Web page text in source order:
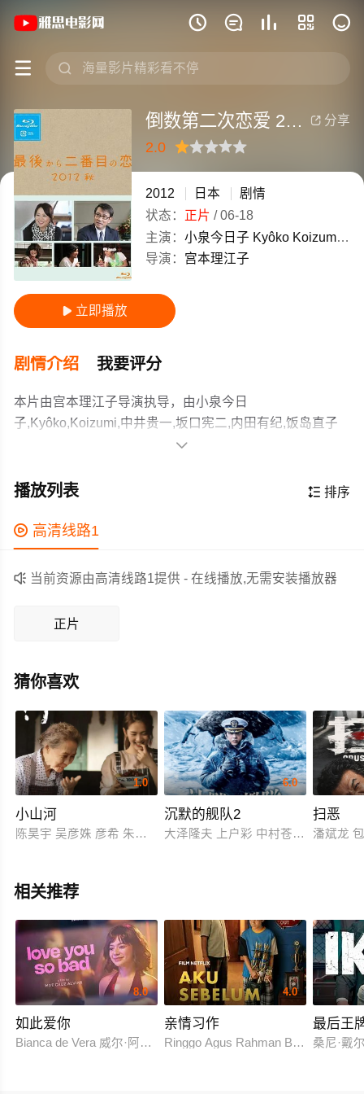
    
 
《倒数第二次恋爱 2012秋SP》(2012)
 分享
倒数第二次恋爱 2012秋SP
2.0
推荐力荐
2012 日本
剧情
状态： 正片 /06-18
主演： 小泉今日子 Kyôko Koizumi 中
导演： 宫本理江子
 立即播放
剧情介绍 我要评分
本片由宫本理江子导演执导，由小泉今日
子,Kyôko,Koizumi,中井贵一,坂口宪二,内田有纪,饭岛直子
等主演，故事情节跌岩起伏、扣人心弦，领广大剧情片爱
的工作遇到了问题，制作的电视剧收视率一路走低，上司
长仓和平（中井贵一 饰）也被自己的后辈上司指派了颇为
艰巨的任务——请知名作家向坂绿子作为镰仓的申遗形象
大使。出乎意料的是，绿子老师答应了和平的请求，但条
择。而长仓一家的其它人，典子（饭岛直子 饰）、真平
（坂口宪二 饰）、万里子（内田有纪 饰）也在各自烦恼或
作为一部 上映的剧情电影，在当期同类题材影片中具有一
定的看点，在演员表现和剧情架构上也都有不错的亮点，
剧情紧凑，角色塑造鲜明，适合喜欢剧情类电影的观众观

 排序
播放列表
 高清线路1
 当前资源由高清线路1提供 - 在线播放,无需安装播放器
正片
猜你喜欢
1.0
小山河
陈昊宇 吴彦姝 彦希 朱圣祎 郑罗茜 张铁林
6.0
沉默的舰队2
大泽隆夫 上户彩 中村苍 笹野高史
扫恶
潘斌龙
相关推荐
8.0
如此爱你
Bianca de Vera 威尔·阿什利·德莱昂
4.0
亲情习作
Ringgo Agus Rahman Bima Sena
最后王
桑尼·戴